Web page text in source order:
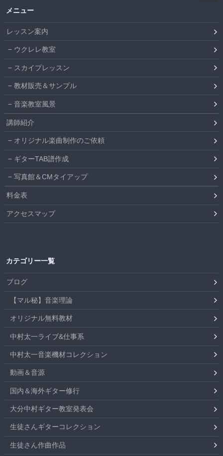
メニュー
レッスン案内
ウクレレ教室
スカイプレッスン
教材販売＆サンプル
音楽教室風景
講師紹介
オリジナル楽曲制作のご依頼
ギターTAB譜作成
写真館＆CMタイアップ
料金表
アクセスマップ
カテゴリー一覧
ブログ
【マル秘】音楽理論
オリジナル無料教材
中村太一ライブ&仕事系
中村太一音楽機材コレクション
動画＆音源
国内＆海外ギター修行
大分中村ギター教室発表会
生徒さんギターコレクション
生徒さん作曲作品